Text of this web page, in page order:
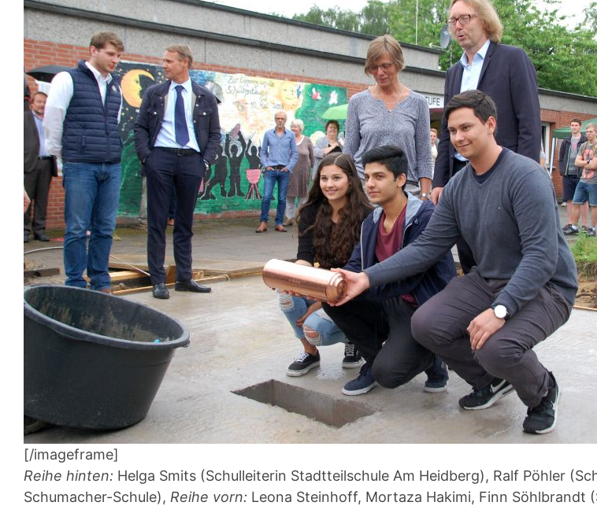
[/imageframe]
Reihe hinten: Helga Smits (Schulleiterin Stadtteilschule Am Heidberg), Ralf Pöhler
Schumacher-Schule), Reihe vorn: Leona Steinhoff, Mortaza Hakimi, Finn Söhlbrandt